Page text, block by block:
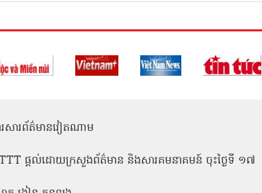
ារសារព័ត៌មានវៀតណាម
ផ្តល់ដោយក្រសួងព័ត៌មាន និងសារគមនាគមន៍ ចុះថ្ងៃទី ១៧